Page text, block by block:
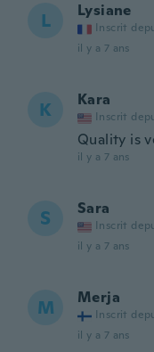
L Lysiane
Inscrit
il y a 7 ans
K Kara
Inscrit
Quality is
il y a 7 ans
S Sara
Inscrit
il y a 7 ans
M Merja
Inscrit
il y a 7 ans